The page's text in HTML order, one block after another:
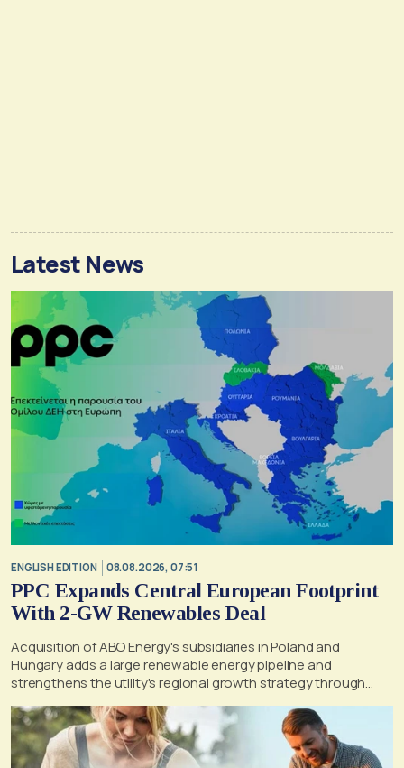
Latest News
ENGLISH EDITION 08.08.2026, 07:51
PPC Expands Central European Footprint
With 2-GW Renewables Deal
Acquisition of ABO Energy's subsidiaries in Poland and
Hungary adds a large renewable energy pipeline and
strengthens the utility's regional growth strategy through
2030